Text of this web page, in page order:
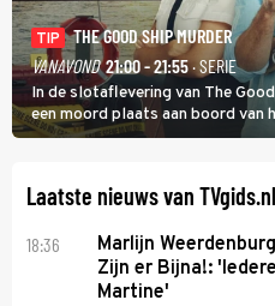
TIP
THE GOOD SHIP MURDER
VANAVOND 21:00 - 21:55· SERIE
In de slotaflevering van The
een moord plaats aan boord van
een bemanningslid het
Laatste nieuws van TVgids.nl
18:36
Marlijn
Zijn er Bijna!:
Martine'